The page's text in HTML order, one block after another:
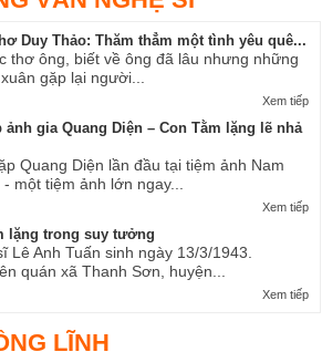
Duy Thảo: Thăm thẳm một tình yêu quê...
thơ ông, biết về ông đã lâu nhưng những
gặp lại người...
Xem tiếp
ảnh gia Quang Diện – Con Tằm lặng lẽ nhả
Quang Diện lần đầu tại tiệm ảnh Nam
- một tiệm ảnh lớn ngay...
Xem tiếp
lặng trong suy tưởng
Lê Anh Tuấn sinh ngày 13/3/1943.
quán xã Thanh Sơn, huyện...
Xem tiếp
LĨNH